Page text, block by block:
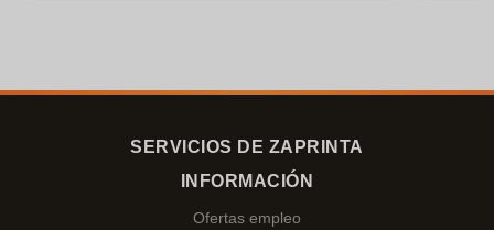
SERVICIOS DE ZAPRINTA
INFORMACIÓN
Ofertas empleo